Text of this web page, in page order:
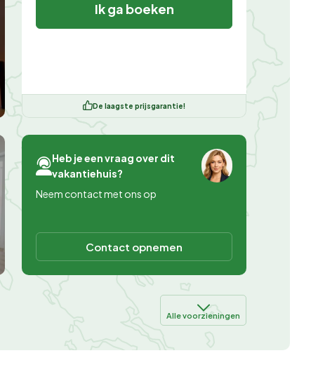
Ik ga boeken
De laagste prijsgarantie!
Heb je een vraag over dit
vakantiehuis?
Neem contact met ons op
Contact opnemen
Alle voorzieningen